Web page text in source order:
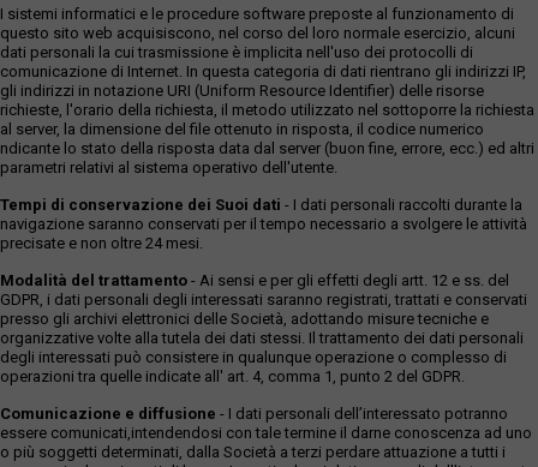
I sistemi informatici e le procedure software preposte al funzionamento di
questo sito web acquisiscono, nel corso del loro normale esercizio, alcuni
dati personali la cui trasmissione è implicita nell'uso dei protocolli di
comunicazione di Internet. In questa categoria di dati rientrano gli indirizzi IP,
gli indirizzi in notazione URI (Uniform Resource Identifier) delle risorse
richieste, l'orario della richiesta, il metodo utilizzato nel sottoporre la richiesta
al server, la dimensione del file ottenuto in risposta, il codice numerico
ndicante lo stato della risposta data dal server (buon fine, errore, ecc.) ed altri
parametri relativi al sistema operativo dell'utente.
Tempi di conservazione dei Suoi dati - I dati personali raccolti durante la
navigazione saranno conservati per il tempo necessario a svolgere le attività
precisate e non oltre 24 mesi.
Modalità del trattamento - Ai sensi e per gli effetti degli artt. 12 e ss. del
GDPR, i dati personali degli interessati saranno registrati, trattati e conservati
presso gli archivi elettronici delle Società, adottando misure tecniche e
organizzative volte alla tutela dei dati stessi. Il trattamento dei dati personali
degli interessati può consistere in qualunque operazione o complesso di
operazioni tra quelle indicate all' art. 4, comma 1, punto 2 del GDPR.
Comunicazione e diffusione - I dati personali dell’interessato potranno
essere comunicati,intendendosi con tale termine il darne conoscenza ad uno
o più soggetti determinati, dalla Società a terzi perdare attuazione a tutti i